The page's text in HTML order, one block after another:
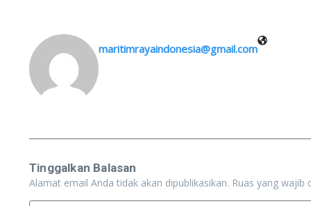
maritimrayaindonesia@gmail.com
Tinggalkan Balasan
Alamat email Anda tidak akan dipublikasikan. Ruas yang wajib